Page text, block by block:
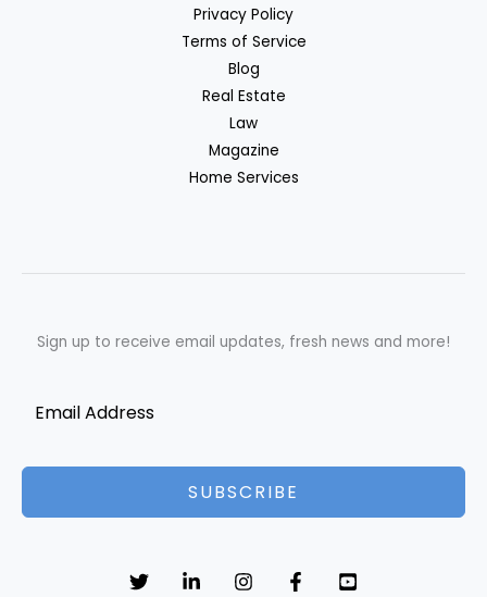
Privacy Policy
Terms of Service
Blog
Real Estate
Law
Magazine
Home Services
Sign up to receive email updates, fresh news and more!
SUBSCRIBE